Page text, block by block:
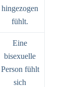
hingezogen
fühlt.
Eine
bisexuelle
Person fühlt
sich